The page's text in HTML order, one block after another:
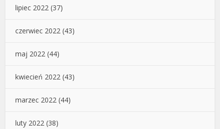
lipiec 2022 (37)
czerwiec 2022 (43)
maj 2022 (44)
kwiecień 2022 (43)
marzec 2022 (44)
luty 2022 (38)